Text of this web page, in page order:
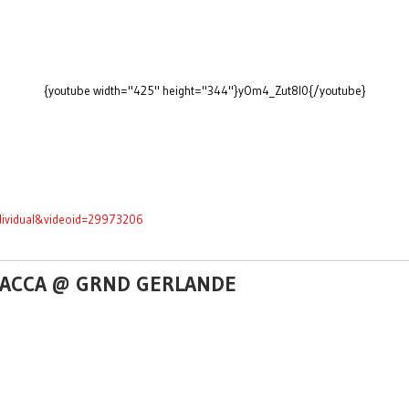
{youtube width="425" height="344"}yOm4_Zut8I0{/youtube}
@ GRND GERLANDE